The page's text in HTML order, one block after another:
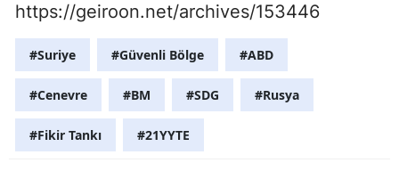
https://geiroon.net/archives/153446
#Suriye #Güvenli Bölge #ABD
#Cenevre #BM #SDG #Rusya
#Fikir Tankı #21YYTE